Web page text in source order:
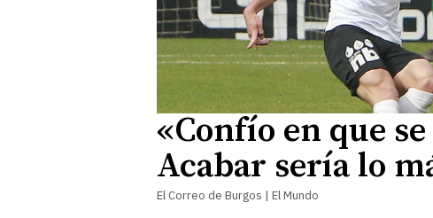
«Confío en que
Acabar sería lo
El Correo de Burgos | El Mundo